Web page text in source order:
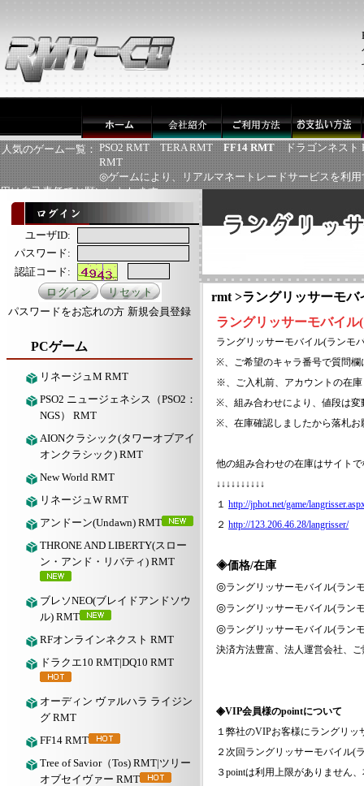
人気のゲーム一覧： PSO2 RMT TERA RMT FF14 RMT
ドラゴンネスト
RMT
◎ゲームにより、リアルマネートレードサービスを利
用は自己責任でお願いいたします
ユーザID:
パスワード:
認証コード:
パスワードをお忘れの方 新規会員登録
PCゲーム
リネージュM RMT
PSO2 ニュージェネシス（PSO2：
NGS） RMT
AIONクラシック(タワーオブアイ
オンクラシック) RMT
New World RMT
リネージュW RMT
アンドーン(Undawn) RMT
THRONE AND LIBERTY(スロー
ン・アンド・リバティ) RMT
ブレソNEO(ブレイドアンドソウ
ル) RMT
RFオンラインネクスト RMT
ドラクエ10 RMT|DQ10 RMT
オーディン ヴァルハラ ライジン
グ RMT
FF14 RMT
Tree of Savior（Tos) RMT|ツリー
オブセイヴァー RMT
rmt >ラングリッサーモ
ラングリッサーモバイル
ラングリッサーモバイル(ランモ
※、ご希望のキャラ番号で質問欄
※、ご入札前、アカウントの在
※、組み合わせにより、値段は変
※、在庫確認しましたから落札お
他の組み合わせの在庫はサイト
↓↓↓↓↓↓↓↓↓↓
１ http://jphot.net/game/
２ http://123.206.46.28/langrisser/
◈価格/在庫
◎ラングリッサーモバイル(ラン
◎ラングリッサーモバイル(ラン
◎ラングリッサーモバイル(ラン
決済方法豊富、法人運営会社、
◈VIP会員様のpointについて
１弊社のVIPお客様にラングリッ
２次回 ラングリッサーモバイル(
３ pointは利用上限がありません